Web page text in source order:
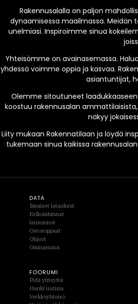
Rakennusalalla on paljon
dynaamisessa maailmassa.
unelmiasi. Inspiroimme sinua
Yhteisömme on avainasemassa.
yhdessä voimme oppia ja kasvaa.
asiantuntijat,
Olemme sitoutuneet
koostuu rakennusalan
näkyy
Liity mukaan Rakennatilaan ja löydä
tukemaan sinua kaikissa
DATA
Ilmaiset lataukset
Erikoishinnat
lausunnot
Ostosoppaat
Ohjeet
Ominaisuus
FOORUMI
Pidä yhteyttä
Hanki uutisia
Verkkoyhteisö